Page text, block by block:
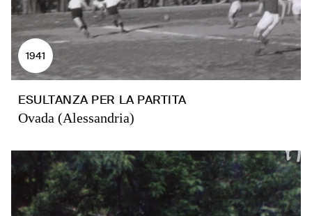
1941
ESULTANZA PER LA PARTITA
Ovada (Alessandria)